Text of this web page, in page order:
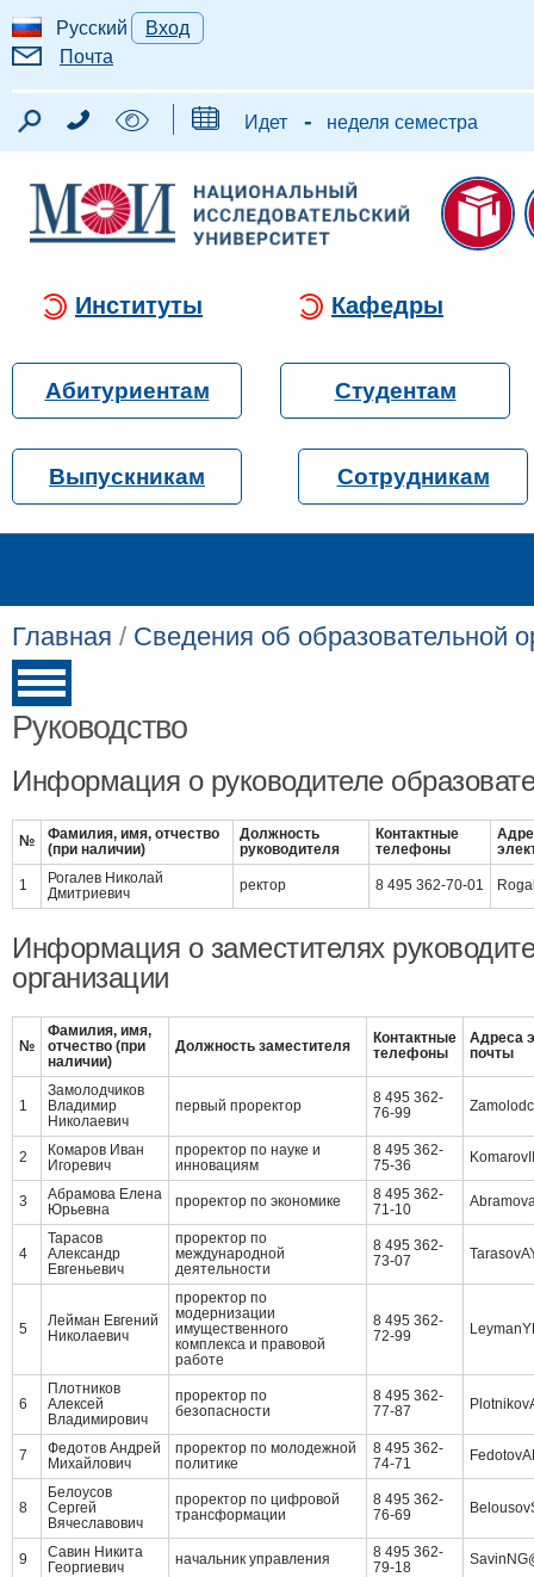
Русский
Вход
Почта
Идет - неделя семестра
Институты Кафедры
Абитуриентам Студентам
Выпускникам Сотрудникам
Главная / Сведения об образовательной
Руководство
Информация о руководителе
№
Фамилия, имя, отчество
(при наличии)
Должность
руководителя
Контактные
телефоны
1
Рогалев Николай
Дмитриевич
ректор 8 495 362-70-01
Информация о заместителях
организации
№
Фамилия, имя,
отчество (при
наличии)
Должность заместителя
Контактные
телефоны
Адреса
почты
1
Замолодчиков
Владимир
Николаевич
первый проректор
8 495 362-
76-99
2
Комаров Иван
Игоревич
проректор по науке и
инновациям
8 495 362-
75-36
3
Абрамова Елена
Юрьевна
проректор по экономике
8 495 362-
71-10
4
Тарасов
Александр
Евгеньевич
проректор по
международной
деятельности
8 495 362-
73-07
5
Лейман Евгений
Николаевич
проректор по
модернизации
имущественного
комплекса и правовой
работе
8 495 362-
72-99
6
Плотников
Алексей
Владимирович
проректор по
безопасности
8 495 362-
77-87
7
Федотов Андрей
Михайлович
проректор по молодежной
политике
8 495 362-
74-71
8
Белоусов
Сергей
Вячеславович
проректор по цифровой
трансформации
8 495 362-
76-69
9
Савин Никита
Георгиевич
начальник управления
8 495 362-
79-18